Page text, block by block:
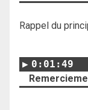
Rappel du
0:01:49